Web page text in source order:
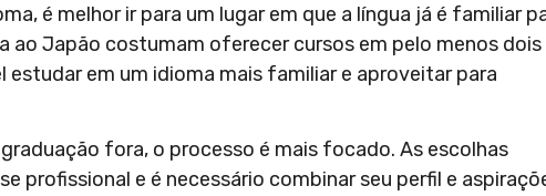
é melhor ir para um lugar em que a língua já é familiar
ao Japão costumam oferecer cursos em pelo menos dois
estudar em um idioma mais familiar e aproveitar para
fora, o processo é mais focado. As escolhas
profissional e é necessário combinar seu perfil e